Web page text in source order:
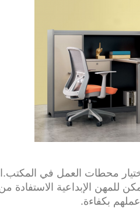
محطات العمل في
للمهن الإبداعية
بكفاءة.